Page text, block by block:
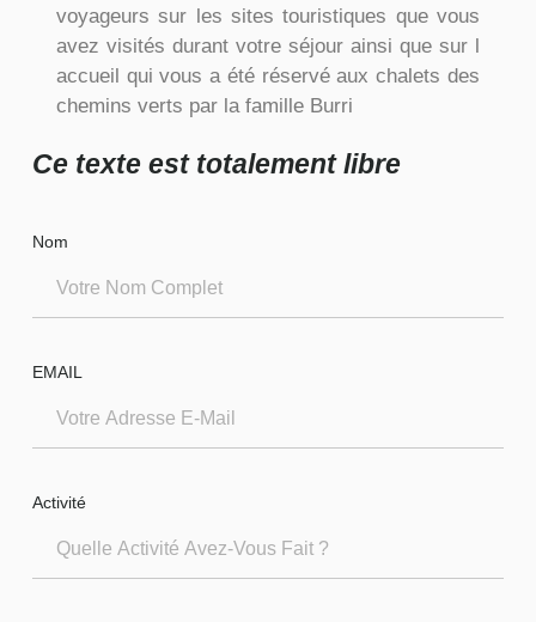
voyageurs sur les sites touristiques que vous
avez visités durant votre séjour ainsi que sur l
accueil qui vous a été réservé aux chalets des
chemins verts par la famille Burri
Ce texte est totalement libre
Nom
EMAIL
Activité